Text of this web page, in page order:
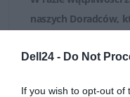
Dell24 - Do Not
If you wish to opt-out of
naszych Doradców,
i mailowy.